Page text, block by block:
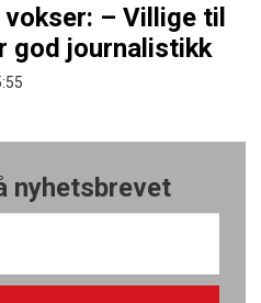
– Villige til
god journalistikk
nyhetsbrevet